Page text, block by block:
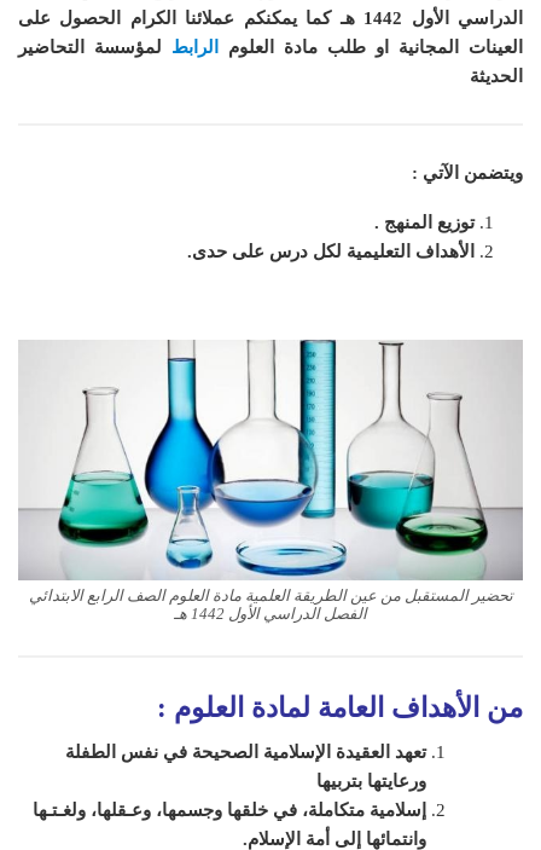
الدراسي الأول 1442 هـ
كما يمكنكم عملائنا الكرام الحصول على
العينات المجانية او طلب مادة
العلوم الرابط لمؤسسة التحاضير
الحديثة
ويتضمن الآتي :
توزيع المنهج .
الأهداف التعليمية لكل درس على حدى.
تحضير المستقبل من عين الطريقة العلمية مادة العلوم الصف الرابع الابتدائي
الفصل الدراسي الأول 1442 هـ
من الأهداف العامة لمادة العلوم :
تعهد العقيدة الإسلامية الصحيحة في نفس الطفلة
ورعايتها بتربيها
إسلامية متكاملة، في خلقها وجسمها، وعـقلها، ولغـتـها
وانتمائها إلى أمة الإسلام.